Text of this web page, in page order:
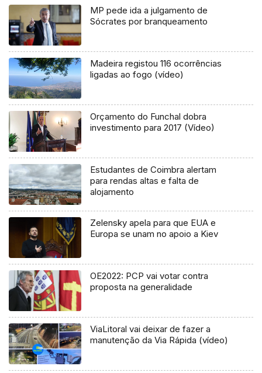
MP pede ida a julgamento de
Sócrates por branqueamento
Madeira registou 116 ocorrências
ligadas ao fogo (vídeo)
Orçamento do Funchal dobra
investimento para 2017 (Vídeo)
Estudantes de Coimbra alertam
para rendas altas e falta de
alojamento
Zelensky apela para que EUA e
Europa se unam no apoio a Kiev
OE2022: PCP vai votar contra
proposta na generalidade
ViaLitoral vai deixar de fazer a
manutenção da Via Rápida (vídeo)